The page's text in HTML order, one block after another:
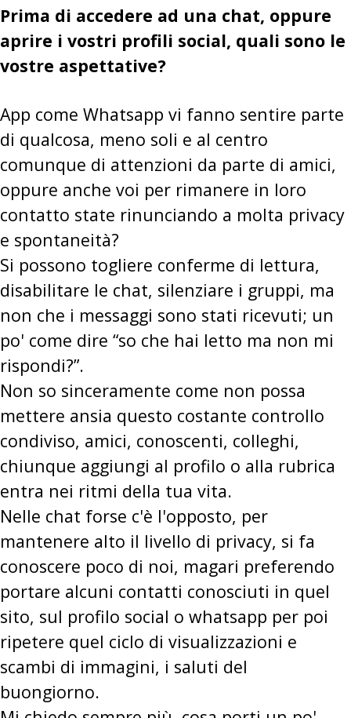
Prima di accedere ad una chat, oppure
aprire i vostri profili social, quali sono le
vostre aspettative?
App come Whatsapp vi fanno sentire parte
di qualcosa, meno soli e al centro
comunque di attenzioni da parte di amici,
oppure anche voi per rimanere in loro
contatto state rinunciando a molta privacy
e spontaneità?
Si possono togliere conferme di lettura,
disabilitare le chat, silenziare i gruppi, ma
non che i messaggi sono stati ricevuti; un
po' come dire “so che hai letto ma non mi
rispondi?”.
Non so sinceramente come non possa
mettere ansia questo costante controllo
condiviso, amici, conoscenti, colleghi,
chiunque aggiungi al profilo o alla rubrica
entra nei ritmi della tua vita.
Nelle chat forse c'è l'opposto, per
mantenere alto il livello di privacy, si fa
conoscere poco di noi, magari preferendo
portare alcuni contatti conosciuti in quel
sito, sul profilo social o whatsapp per poi
ripetere quel ciclo di visualizzazioni e
scambi di immagini, i saluti del
buongiorno.